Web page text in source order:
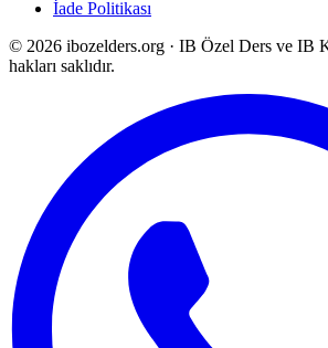
İade Politikası
© 2026 ibozelders.org · IB Özel Ders ve IB
hakları saklıdır.